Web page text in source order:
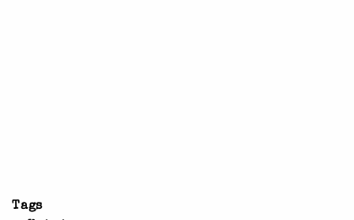
Tags